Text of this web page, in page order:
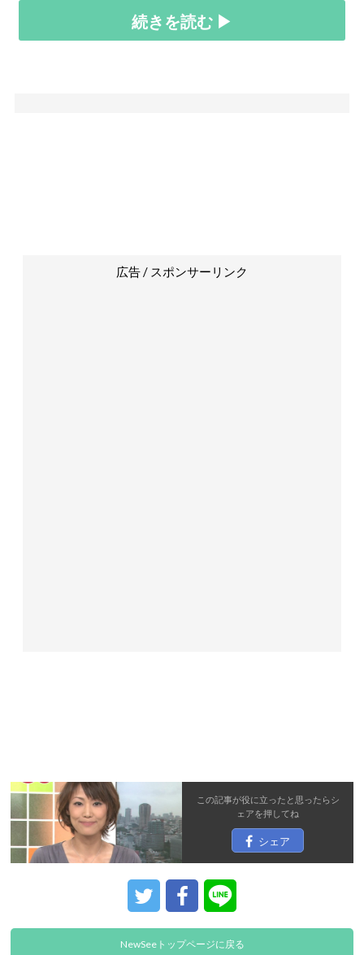
続きを読む ▶
広告 / スポンサーリンク
この記事が役に立ったと思ったらシ
ェアを押してね
シェア
NewSeeトップページに戻る